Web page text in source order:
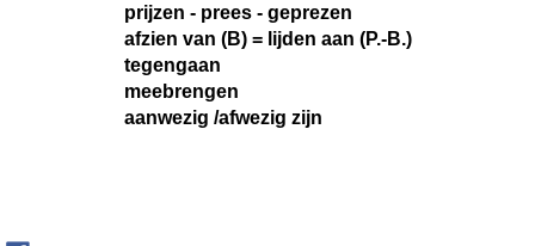
prijzen - prees - geprezen
afzien van (B) = lijden aan (P.-B.)
tegengaan
meebrengen
aanwezig /afwezig zijn